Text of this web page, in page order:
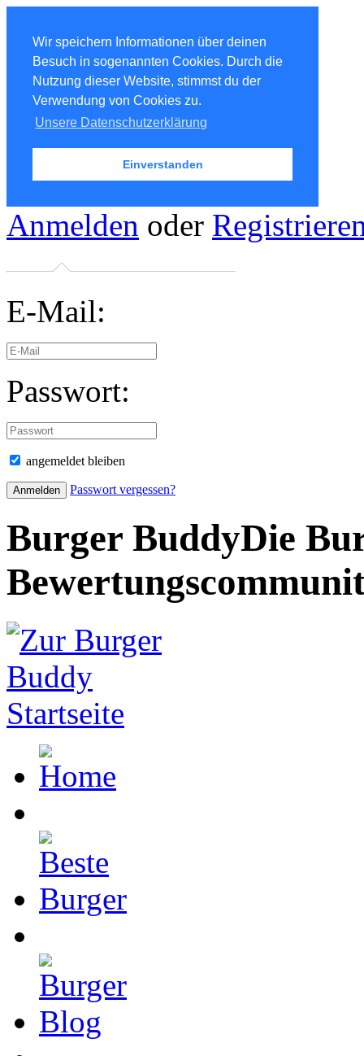
Wir speichern Informationen über deinen
Besuch in sogenannten Cookies. Durch die
Nutzung dieser Website, stimmst du der
Verwendung von Cookies zu.
Unsere Datenschutzerklärung
Einverstanden
Anmelden oder
E-Mail:
Passwort:
angemeldet bleiben
Passwort vergessen?
Burger BuddyDie